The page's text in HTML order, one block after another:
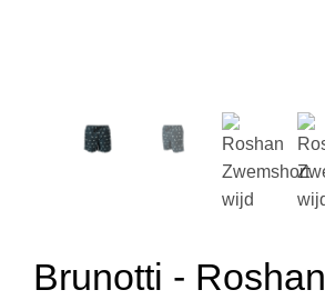
Brunotti - Roshan